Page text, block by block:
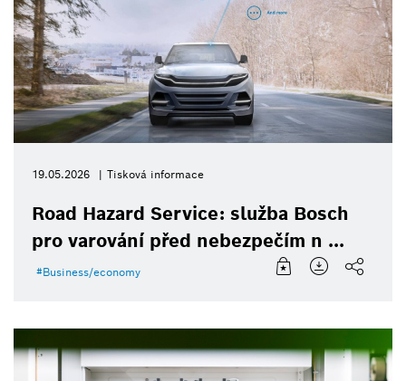
19.05.2026 Tisková informace
Road Hazard Service: služba Bosch
pro varování před nebezpečím n ...
Business/economy